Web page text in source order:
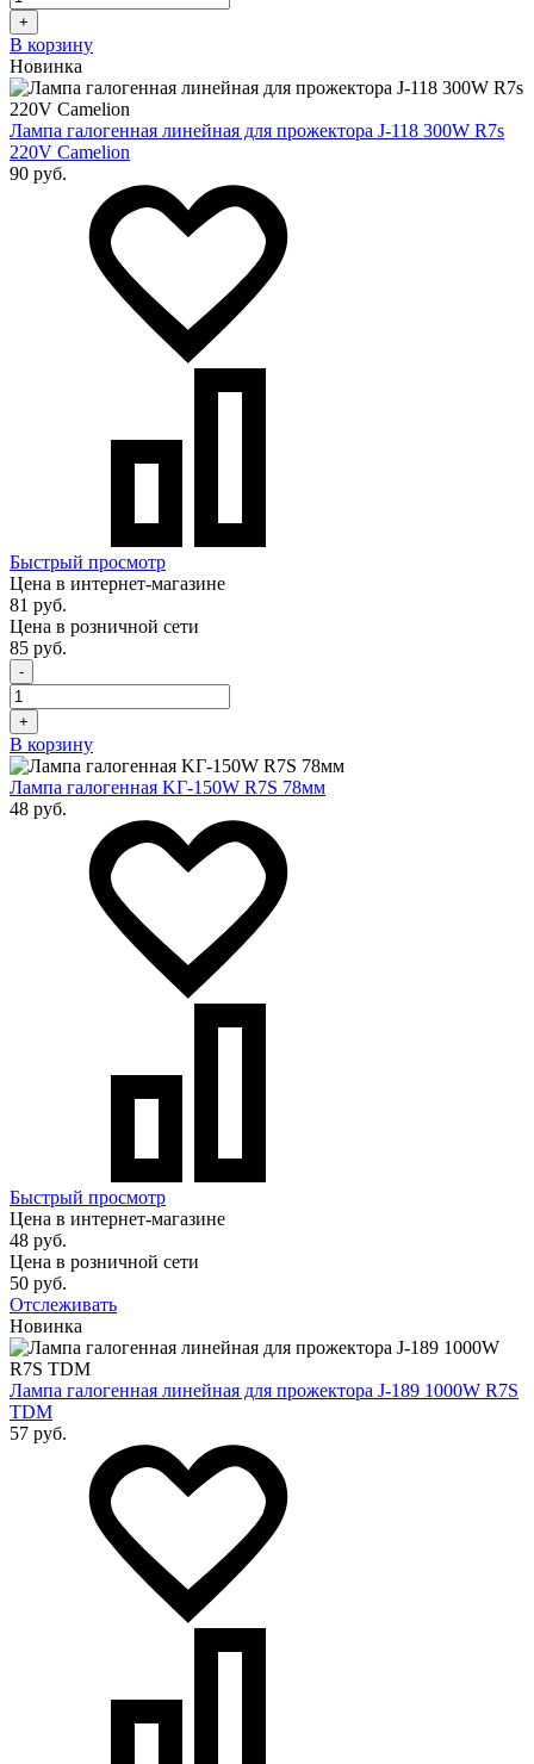
+
В корзину
Новинка
Лампа галогенная линейная для прожектора J-118 300W R7s
220V Camelion
90 руб.
Быстрый просмотр
Цена в интернет-магазине
81 руб.
Цена в розничной сети
85 руб.
-
+
В корзину
Лампа галогенная KГ-150W R7S 78мм
48 руб.
Быстрый просмотр
Цена в интернет-магазине
48 руб.
Цена в розничной сети
50 руб.
Отслеживать
Новинка
Лампа галогенная линейная для прожектора J-189 1000W R7S
TDM
57 руб.